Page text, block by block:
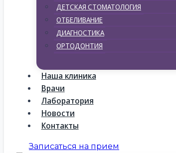
ДЕТСКАЯ СТОМАТОЛОГИЯ
ОТБЕЛИВАНИЕ
ДИАГНОСТИКА
ОРТОДОНТИЯ
Наша клиника
Врачи
Лаборатория
Новости
Контакты
Записаться на прием